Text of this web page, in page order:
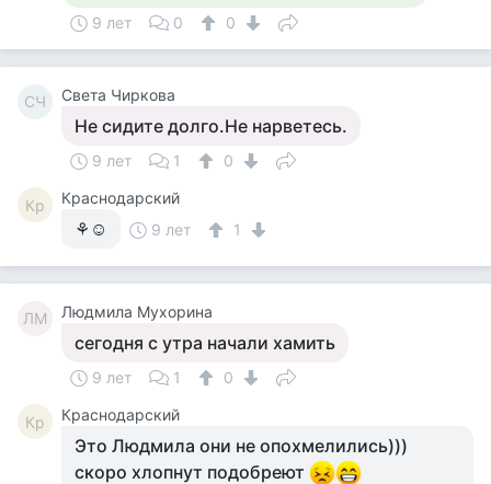
9 лет 0 0
СЧ Света Чиркова
Не сидите долго.Не нарветесь.
9 лет 1 0
Кр Краснодарский
⚘☺ 9 лет 1
ЛМ Людмила Мухорина
сегодня с утра начали хамить
9 лет 1 0
Кр Краснодарский
Это Людмила они не опохмелились)))
скоро хлопнут подобреют